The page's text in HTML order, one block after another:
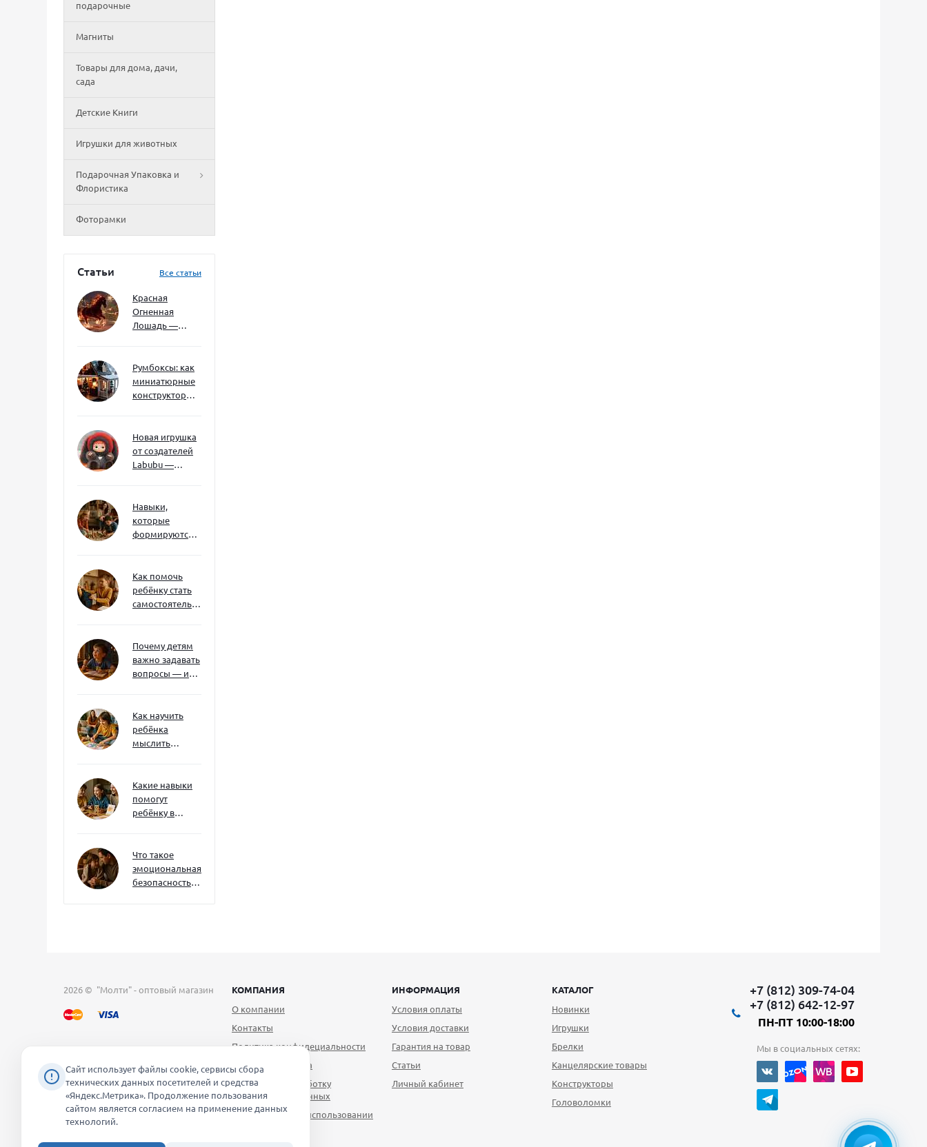
подарочные
Магниты
Товары для дома, дачи,
сада
Детские Книги
Игрушки для животных
Подарочная Упаковка и
Флористика
Фоторамки
Статьи Все статьи
Красная
Огненная
Лошадь —
ждать и как
подготовиться
Румбоксы: как
миниатюрные
конструкторы
мышление и
внимание к
деталям
Новая игрушка
от создателей
Labubu —
Навыки,
которые
формируются
ребёнка
успешным
Как помочь
ребёнку стать
самостоятельным
Почему детям
важно задавать
вопросы — и
Как научить
ребёнка
мыслить
сложностей
Какие навыки
помогут
ребёнку в
их уже сейчас
Что такое
эмоциональная
безопасность
2026 © "Молти" - оптовый магазин
КОМПАНИЯ
О компании
Контакты
Политика конфидециальности
Публичная оферта
Согласие на обработку
персональных данных
Уведомление об использовании
ИНФОРМАЦИЯ
Условия оплаты
Условия доставки
Гарантия на товар
Статьи
Личный кабинет
КАТАЛОГ
Новинки
Игрушки
Брелки
Канцелярские товары
Конструкторы
Головоломки
+7 (812) 309-74-04
+7 (812) 642-12-97
ПН-ПТ 10:00-18:00
Мы в социальных сетях:
Сайт использует файлы cookie, сервисы сбора
технических данных посетителей и средства
«Яндекс.Метрика». Продолжение пользования
сайтом является согласием на применение данных
технологий.